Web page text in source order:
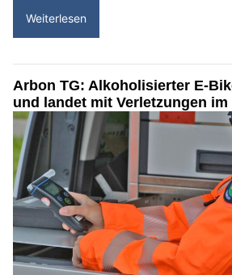
Weiterlesen
Arbon TG: Alkoholisierter E-
und landet mit Verletzungen im